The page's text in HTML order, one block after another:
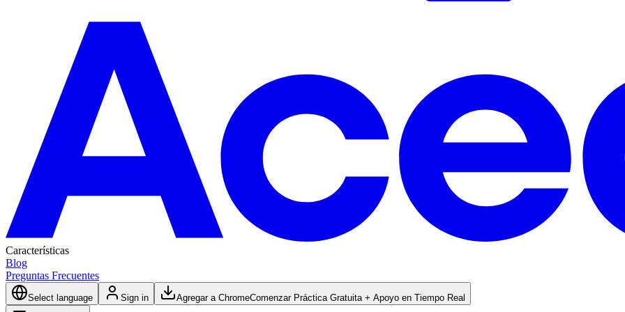
Características
Blog
Preguntas Frecuentes
Select language Sign in Agregar a ChromeComenzar Práctica Gratuita + Apoyo en Tiempo Real